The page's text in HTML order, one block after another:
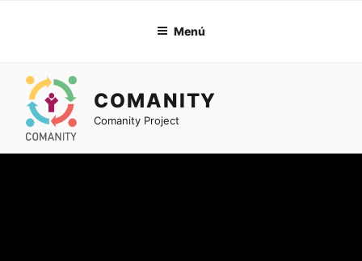
Menú
COMANITY
Comanity Project